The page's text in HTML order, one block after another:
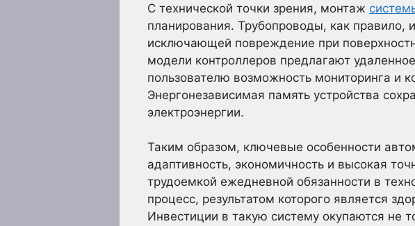
С технической точки зрения, монтаж
планирования. Трубопроводы, как правило,
исключающей повреждение при
модели контроллеров предлагают
пользователю возможность мониторинга и
Энергонезависимая память устройства
электроэнергии.
Таким образом, ключевые особенности
адаптивность, экономичность и высокая
трудоемкой ежедневной обязанности в
процесс, результатом которого является
Инвестиции в такую систему окупаются не